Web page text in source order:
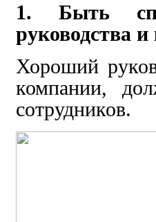
1. Быть
руководства
Хороший
компании,
сотрудников.